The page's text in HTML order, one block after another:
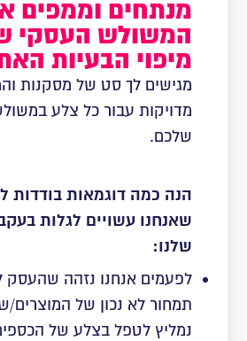
מנתחים וממפים
המשולש העסקי
מיפוי הבעיות
מגישים לך סט של מסקנות
מדויקות עבור כל צלע
שלכם.
הנה כמה דוגמאות בודדות
שאנחנו עשויים לגלות
שלנו:
לפעמים אנחנו נזהה שהעסק
תמחור לא נכון של המוצרים/
נמליץ לטפל בצלע של